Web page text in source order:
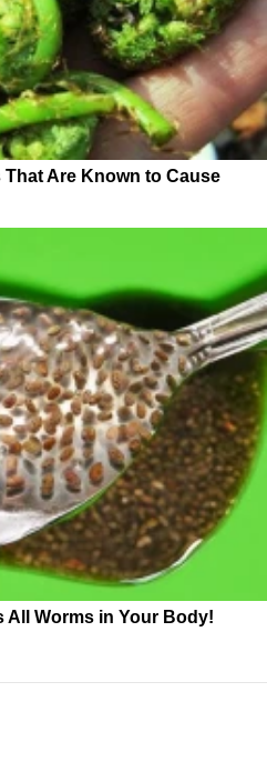
Are Known to Cause
All Worms in Your Body!